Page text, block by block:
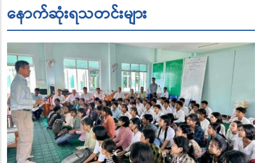
နောက်ဆုံးရသတင်းများ